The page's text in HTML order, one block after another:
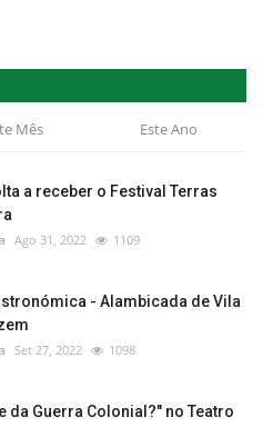
Mês Este Ano
a receber o Festival Terras
Ago 31, 2022 1109
- Alambicada de Vila
Set 27, 2022 1098
da Guerra Colonial?" no Teatro